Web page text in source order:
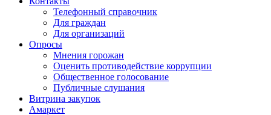
Телефонный справочник
Для граждан
Для организаций
Опросы
Мнения горожан
Оценить противодействие коррупции
Общественное голосование
Публичные слушания
Витрина закупок
Амаркет